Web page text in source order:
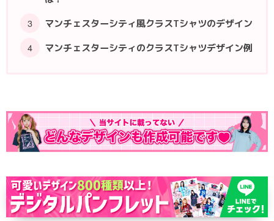
マンチェスターシティ風クラスTシャツのデザイン
マンチェスターシティのクラスTシャツデザイン例